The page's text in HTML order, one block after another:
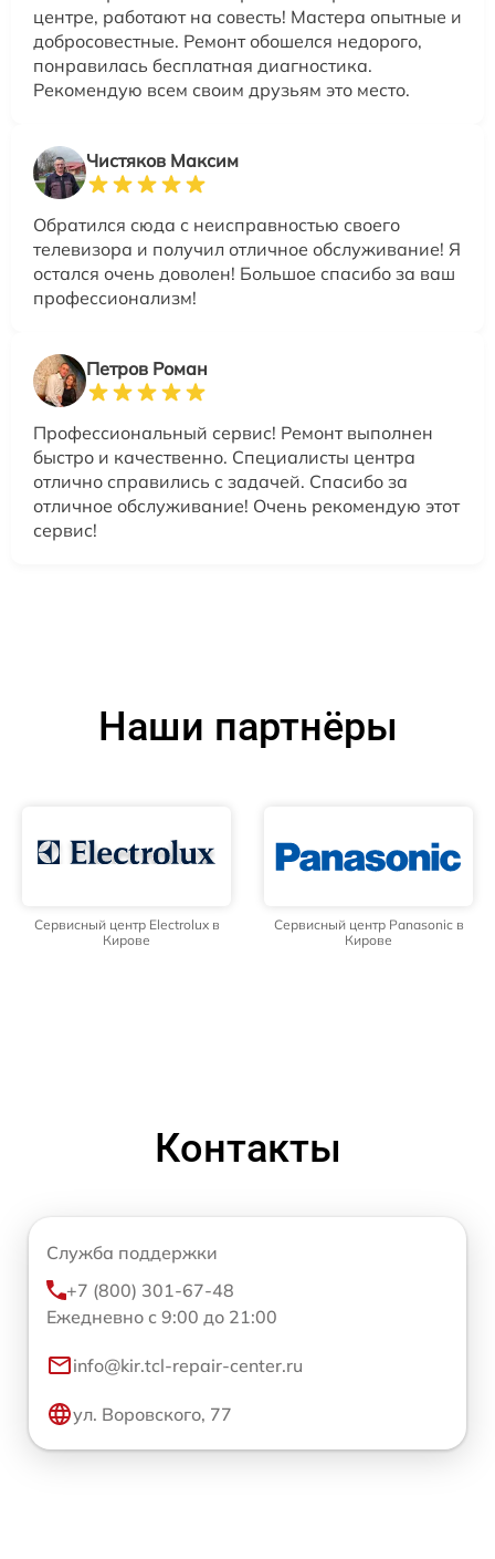
центре, работают на совесть! Мастера опытные и
добросовестные. Ремонт обошелся недорого,
понравилась бесплатная диагностика.
Рекомендую всем своим друзьям это место.
Чистяков Максим
Обратился сюда с неисправностью своего
телевизора и получил отличное обслуживание! Я
остался очень доволен! Большое спасибо за ваш
профессионализм!
Петров Роман
Профессиональный сервис! Ремонт выполнен
быстро и качественно. Специалисты центра
отлично справились с задачей. Спасибо за
отличное обслуживание! Очень рекомендую этот
сервис!
Наши партнёры
Сервисный центр Electrolux в
Кирове
Сервисный центр Panasonic в
Кирове
Контакты
Служба поддержки
+7 (800) 301-67-48
Ежедневно с 9:00 до 21:00
info@kir.tcl-repair-center.ru
ул. Воровского, 77